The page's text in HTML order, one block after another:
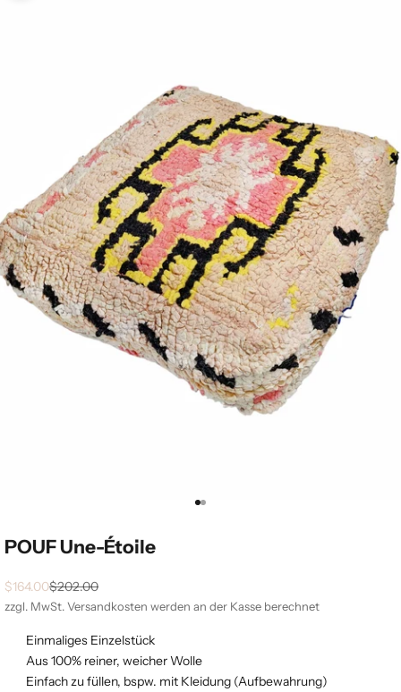
Gehe zu Element 1
Gehe zu Element 2
POUF Une-Étoile
Angebot
$164.00Regulärer Preis
$202.00
zzgl. MwSt.Versandkosten werden an der Kasse berechnet
Einmaliges Einzelstück
Aus 100% reiner, weicher Wolle
Einfach zu füllen, bspw. mit Kleidung (Aufbewahrung)